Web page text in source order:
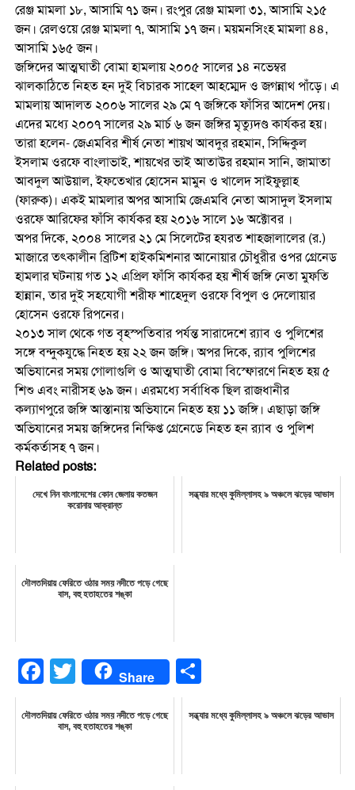
রেঞ্জ মামলা ১৮, আসামি ৭১ জন। রংপুর রেঞ্জ মামলা ৩১, আসামি ২১৫
জন। রেলওয়ে রেঞ্জ মামলা ৭, আসামি ১৭ জন। ময়মনসিংহ মামলা ৪৪,
আসামি ১৬৫ জন।
জঙ্গিদের আত্মঘাতী বোমা হামলায় ২০০৫ সালের ১৪ নভেম্বর
ঝালকাঠিতে নিহত হন দুই বিচারক সাহেল আহম্মেদ ও জগন্নাথ পাঁড়ে। এ
মামলায় আদালত ২০০৬ সালের ২৯ মে ৭ জঙ্গিকে ফাঁসির আদেশ দেয়।
এদের মধ্যে ২০০৭ সালের ২৯ মার্চ ৬ জন জঙ্গির মৃত্যুদণ্ড কার্যকর হয়।
তারা হলেন- জেএমবির শীর্ষ নেতা শায়খ আবদুর রহমান, সিদ্দিকুল
ইসলাম ওরফে বাংলাভাই, শায়খের ভাই আতাউর রহমান সানি, জামাতা
আবদুল আউয়াল, ইফতেখার হোসেন মামুন ও খালেদ সাইফুল্লাহ
(ফারুক)। একই মামলার অপর আসামি জেএমবি নেতা আসাদুল ইসলাম
ওরফে আরিফের ফাঁসি কার্যকর হয় ২০১৬ সালে ১৬ অক্টোবর ।
অপর দিকে, ২০০৪ সালের ২১ মে সিলেটের হযরত শাহজালালের (র.)
মাজারে তৎকালীন ব্রিটিশ হাইকমিশনার আনোয়ার চৌধুরীর ওপর গ্রেনেড
হামলার ঘটনায় গত ১২ এপ্রিল ফাঁসি কার্যকর হয় শীর্ষ জঙ্গি নেতা মুফতি
হান্নান, তার দুই সহযোগী শরীফ শাহেদুল ওরফে বিপুল ও দেলোয়ার
হোসেন ওরফে রিপনের।
২০১৩ সাল থেকে গত বৃহস্পতিবার পর্যন্ত সারাদেশে র‌্যাব ও পুলিশের
সঙ্গে বন্দুকযুদ্ধে নিহত হয় ২২ জন জঙ্গি। অপর দিকে, র‌্যাব পুলিশের
অভিযানের সময় গোলাগুলি ও আত্মঘাতী বোমা বিস্ফোরণে নিহত হয় ৫
শিশু এবং নারীসহ ৬৯ জন। এরমধ্যে সর্বাধিক ছিল রাজধানীর
কল্যাণপুরে জঙ্গি আস্তানায় অভিযানে নিহত হয় ১১ জঙ্গি। এছাড়া জঙ্গি
অভিযানের সময় জঙ্গিদের নিক্ষিপ্ত গ্রেনেডে নিহত হন র‌্যাব ও পুলিশ
কর্মকর্তাসহ ৭ জন।
Related posts:
দেখে নিন বাংলাদেশের কোন জেলায় কতজন
করোনায় আক্রান্ত
সন্ধ্যার মধ্যে কুমিল্লাসহ ৯ অঞ্চলে ঝড়ের আভাস
দৌলতদিয়ায় ফেরিতে ওঠার সময় নদীতে পড়ে গেছে
বাস, বহু হতাহতের শঙ্কা
Facebook
Twitter Share
দৌলতদিয়ায় ফেরিতে ওঠার সময় নদীতে পড়ে গেছে
বাস, বহু হতাহতের শঙ্কা
সন্ধ্যার মধ্যে কুমিল্লাসহ ৯ অঞ্চলে ঝড়ের আভাস